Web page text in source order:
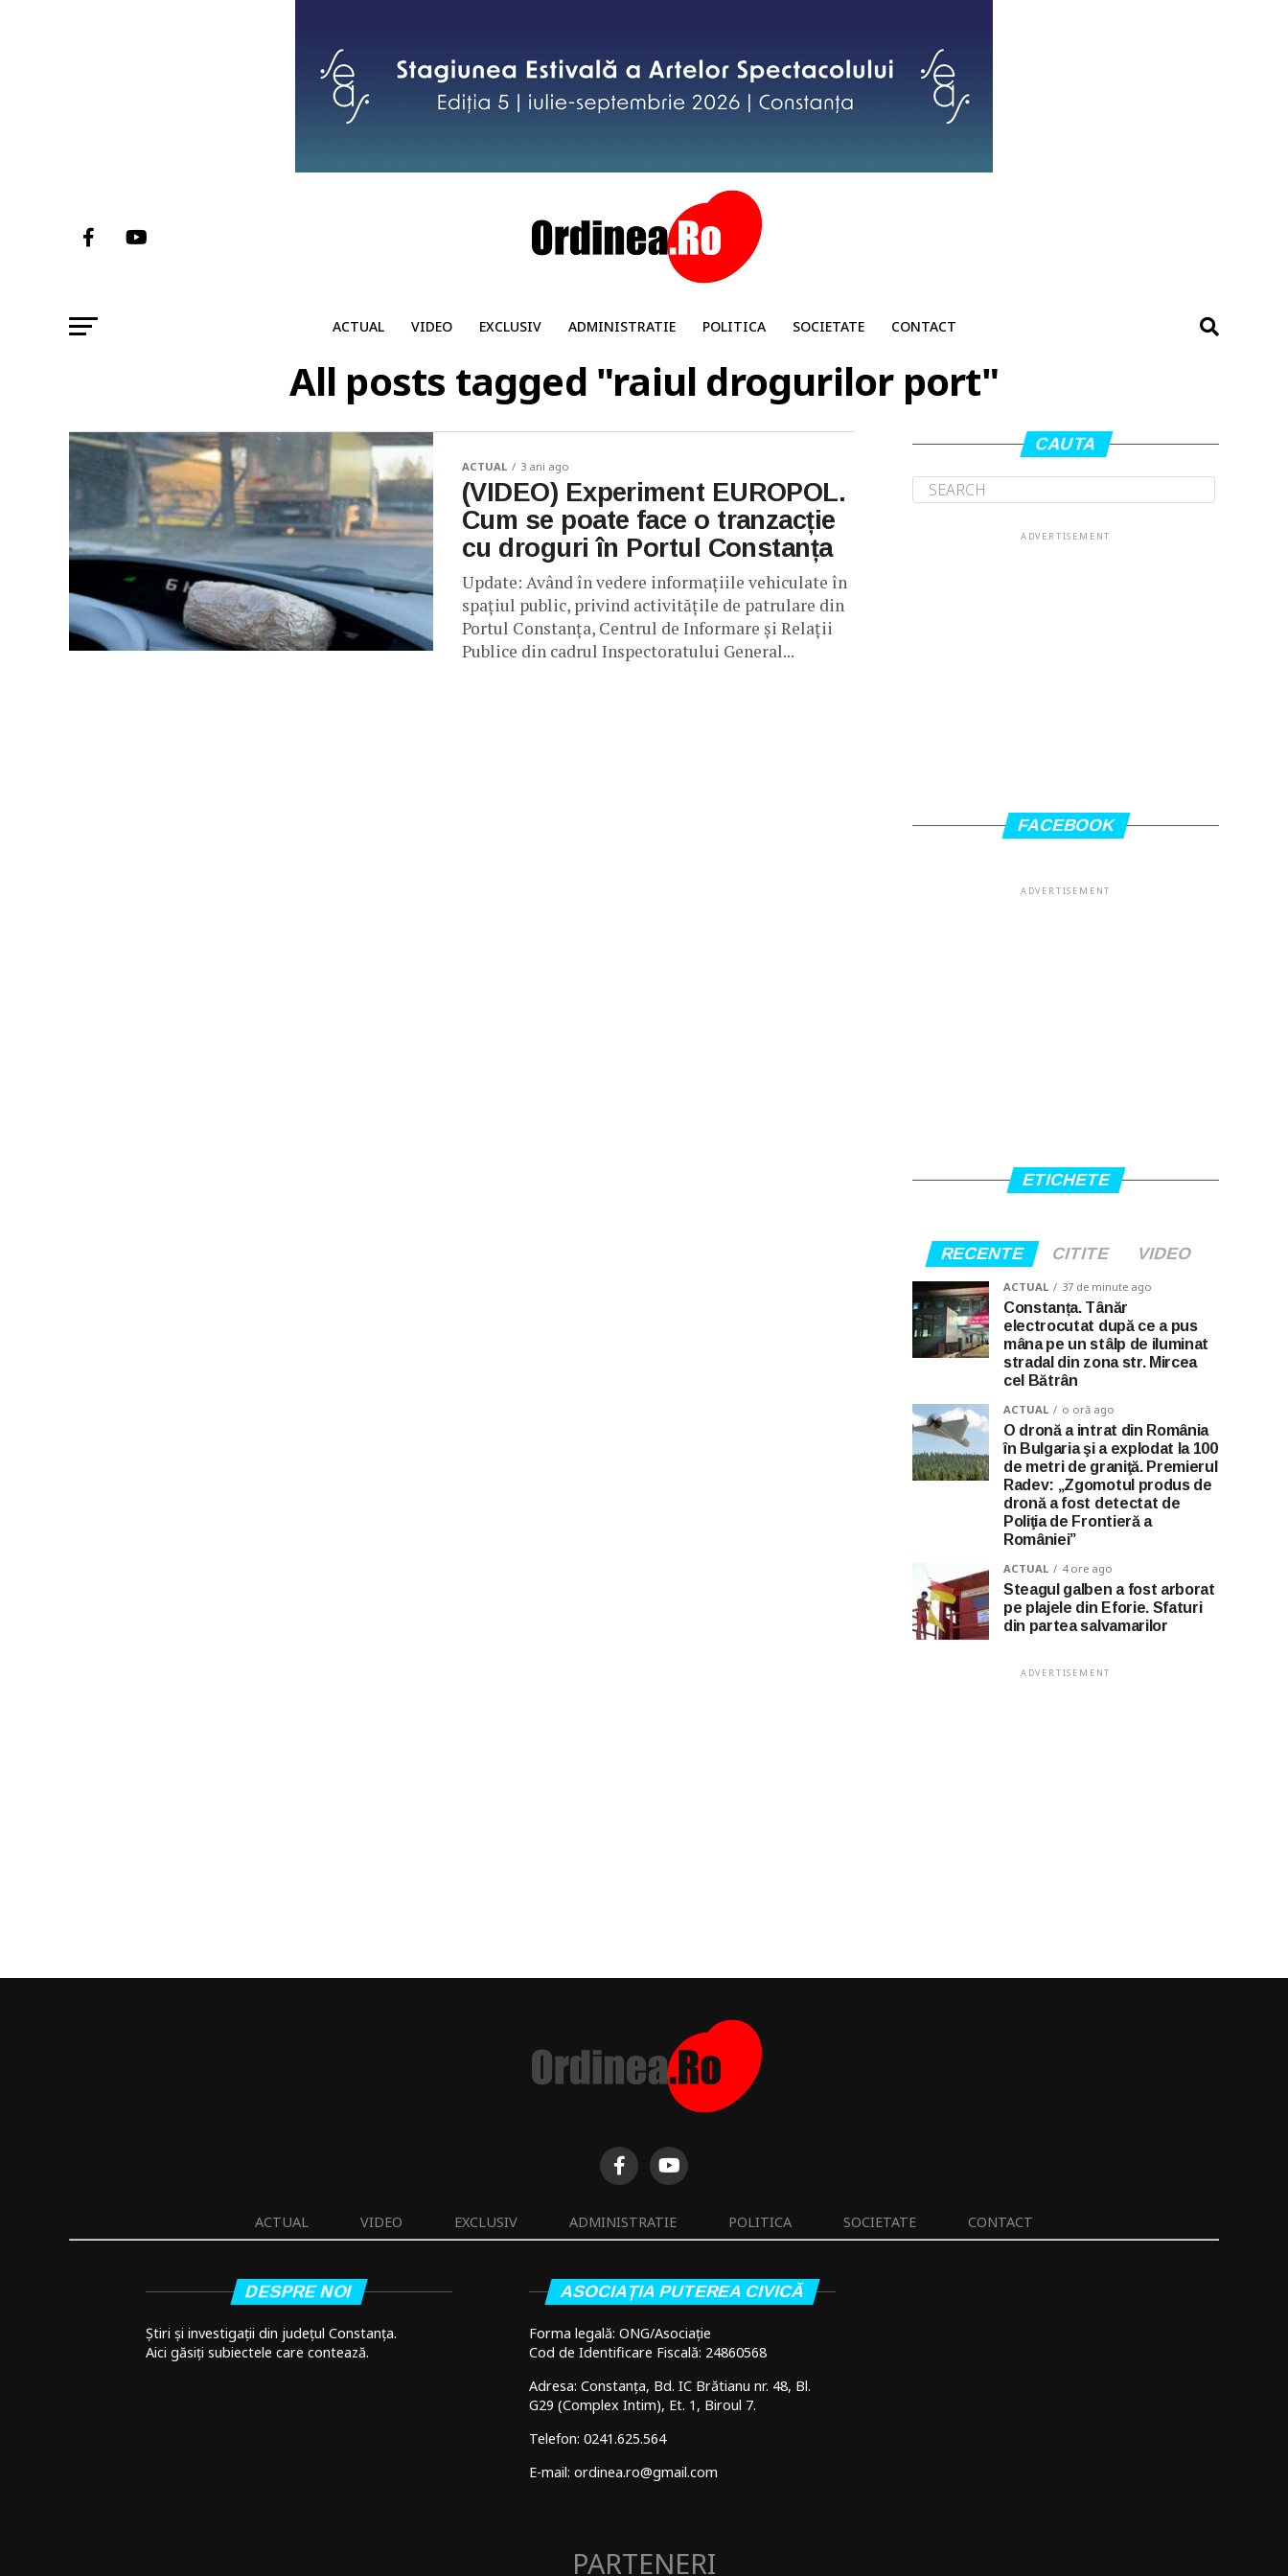
ACTUAL VIDEO EXCLUSIV ADMINISTRATIE POLITICA SOCIETATE CONTACT
All posts tagged "raiul drogurilor port"
ACTUAL 3 ani ago
(VIDEO) Experiment EUROPOL.
Cum se poate face o tranzacție
cu droguri în Portul Constanța
Update: Având în vedere informațiile vehiculate în
spațiul public, privind activitățile de patrulare din
Portul Constanța, Centrul de Informare și Relații
Publice din cadrul Inspectoratului General...
CAUTA
ADVERTISEMENT
FACEBOOK
ADVERTISEMENT
ETICHETE
RECENTE CITITE VIDEO
ACTUAL 37 de minute ago
Constanța. Tânăr
electrocutat după ce a pus
mâna pe un stâlp de iluminat
stradal din zona str. Mircea
cel Bătrân
ACTUAL o oră ago
O dronă a intrat din România
în Bulgaria şi a explodat la 100
de metri de graniţă. Premierul
Radev: „Zgomotul produs de
dronă a fost detectat de
Poliţia de Frontieră a
României”
ACTUAL 4 ore ago
Steagul galben a fost arborat
pe plajele din Eforie. Sfaturi
din partea salvamarilor
ADVERTISEMENT
ACTUAL VIDEO EXCLUSIV ADMINISTRATIE POLITICA SOCIETATE CONTACT
DESPRE NOI
Știri și investigații din județul Constanța.
Aici găsiți subiectele care contează.
ASOCIAȚIA PUTEREA CIVICĂ
Forma legală: ONG/Asociație
Cod de Identificare Fiscală: 24860568
Adresa: Constanța, Bd. IC Brătianu nr. 48, Bl.
G29 (Complex Intim), Et. 1, Biroul 7.
Telefon: 0241.625.564
E-mail: ordinea.ro@gmail.com
PARTENERI